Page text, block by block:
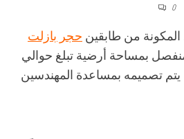
0
من طابقين حجر بازلت
بمساحة أرضية تبلغ حوالي
ما يتم تصميمه بمساعدة المهندسين